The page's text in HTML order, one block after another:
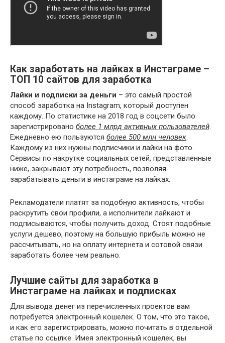
Как заработать на лайках в Инстаграме –
ТОП 10 сайтов для заработка
Лайки и подписки за деньги – это самый простой
способ заработка на Instagram, который доступен
каждому. По статистике на 2018 год в соцсети было
зарегистрировано более 1 млрд активных пользователей
Ежедневно ею пользуются более 500 млн человек
Каждому из них нужны подписчики и лайки на фото.
Сервисы по накрутке социальных сетей, представленные
ниже, закрывают эту потребность, позволяя
зарабатывать деньги в инстаграме на лайках.
Рекламодатели платят за подобную активность, чтобы
раскрутить свои профили, а исполнители лайкают и
подписываются, чтобы получить доход. Стоят подобные
услуги дешево, поэтому на большую прибыль можно не
рассчитывать, но на оплату интернета и сотовой связи
заработать более чем реально.
Лучшие сайты для заработка в
Инстаграме на лайках и подписках
Для вывода денег из перечисленных проектов вам
потребуется электронный кошелек. О том, что это такое,
и как его зарегистрировать, можно почитать в отдельной
статье по ссылке. Имея электронный кошелек, вы